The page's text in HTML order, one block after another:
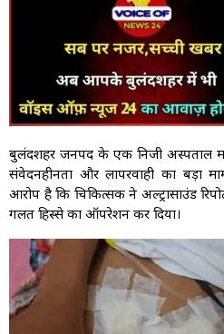
बुलंदशहर जनपद के एक निजी अस्पताल
संवेदनहीनता और लापरवाही का बड़ा
आरोप है कि चिकित्सक ने अल्ट्रासाउंड
गलत हिस्से का ऑपरेशन कर दिया।